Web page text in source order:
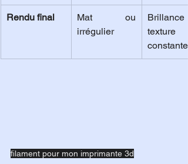
Rendu final
Mat ou
irrégulier
texture
constantes
filament pour mon imprimante 3d